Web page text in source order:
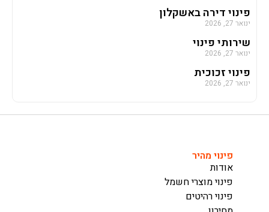
פינוי דירה באשקלון
ינואר 27, 2026
שירותי פינוי
ינואר 27, 2026
פינוי זכוכית
ינואר 27, 2026
פינוי מהיר
אודות
פינוי מוצרי חשמל
פינוי רהיטים